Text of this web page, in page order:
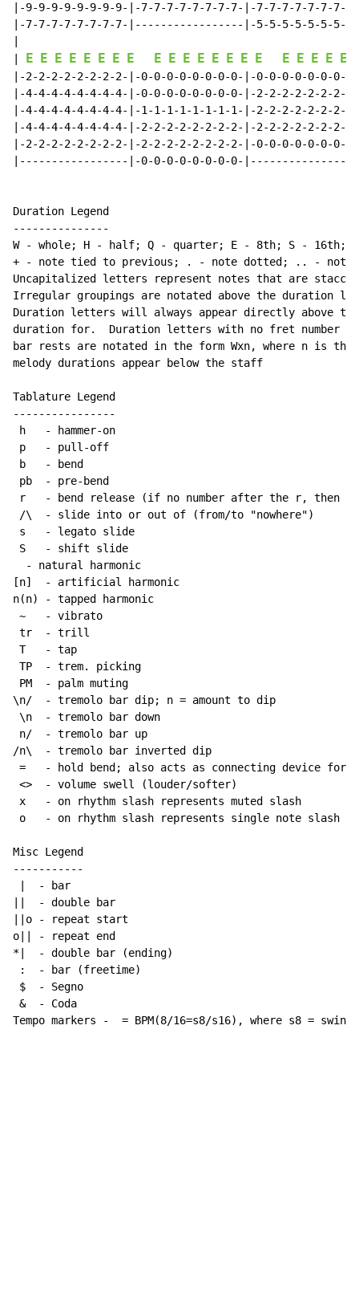
|-9-9-9-9-9-9-9-9-|-7-7-7-7-7-7-7-7-|-7-7-7-7-7-7-7-
|-7-7-7-7-7-7-7-7-|-----------------|-5-5-5-5-5-5-5-
E E E E E E E E E E E E E E E E E E E E E
|-2-2-2-2-2-2-2-2-|-0-0-0-0-0-0-0-0-|-0-0-0-0-0-0-0-
|-4-4-4-4-4-4-4-4-|-0-0-0-0-0-0-0-0-|-2-2-2-2-2-2-2-
|-4-4-4-4-4-4-4-4-|-1-1-1-1-1-1-1-1-|-2-2-2-2-2-2-2-
|-4-4-4-4-4-4-4-4-|-2-2-2-2-2-2-2-2-|-2-2-2-2-2-2-2-
|-2-2-2-2-2-2-2-2-|-2-2-2-2-2-2-2-2-|-0-0-0-0-0-0-0-
|-----------------|-0-0-0-0-0-0-0-0-
Duration Legend
---------------
W - whole; H - half; Q - quarter; E - 8th; S - 16th;
+ - note tied to previous; . - note dotted; .. - note
Uncapitalized letters represent notes that are
Irregular groupings are notated above the duration
Duration letters will always appear directly above
duration for.  Duration letters with no fret number
bar rests are notated in the form Wxn, where n is
melody durations appear below the staff
Tablature Legend
----------------
h   - hammer-on
p   - pull-off
b   - bend
pb  - pre-bend
r   - bend release (if no number after the r, then
/\  - slide into or out of (from/to "nowhere")
s   - legato slide
S   - shift slide
  - natural harmonic
[n]  - artificial harmonic
n(n) - tapped harmonic
~
   - vibrato
tr  - trill
T   - tap
TP  - trem. picking
PM  - palm muting
\n/  - tremolo bar dip; n = amount to dip
\n  - tremolo bar down
n/  - tremolo bar up
/n\  - tremolo bar inverted dip
=   - hold bend; also acts as connecting device for
<>  - volume swell (louder/softer)
x   - on rhythm slash represents muted slash
o   - on rhythm slash represents single note slash
Misc Legend
-----------
|  - bar
||  - double bar
||o - repeat start
o|| - repeat end
*|  - double bar (ending)
:  - bar (freetime)
$  - Segno
&  - Coda
Tempo markers -  = BPM(8/16=s8/s16), where s8 =